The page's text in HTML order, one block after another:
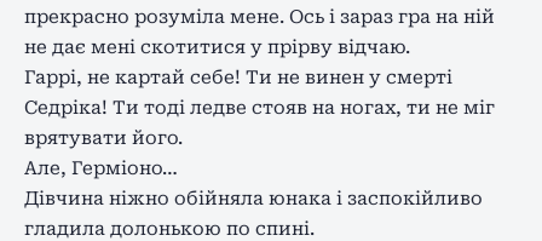
прекрасно розуміла мене. Ось і зараз гра на ній
не дає мені скотитися у прірву відчаю.
Гаррі, не картай себе! Ти не винен у смерті
Седріка! Ти тоді ледве стояв на ногах, ти не міг
врятувати його.
Але, Герміоно…
Дівчина ніжно обійняла юнака і заспокійливо
гладила долонькою по спині.